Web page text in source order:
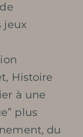
jeux
Histoire
à une
plus
du